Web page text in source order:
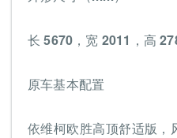
长 5670，宽 2011，高
原车基本配置
依维柯欧胜高顶舒适版，